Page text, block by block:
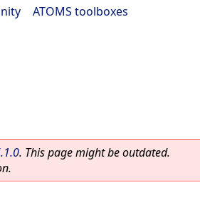
ATOMS toolboxes
. This page might be outdated.